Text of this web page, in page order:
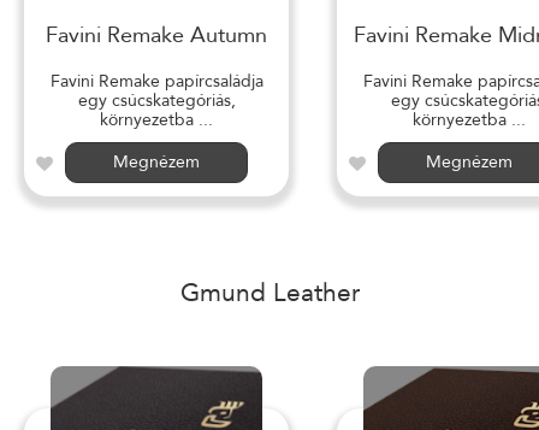
Favini Remake Autumn
Favini Remake papírcsaládja
egy csúcskategóriás,
környezetba ...
Megnézem
Favini Remake
Favini Remake
egy
környezetba ...
Megnézem
Gmund Leather